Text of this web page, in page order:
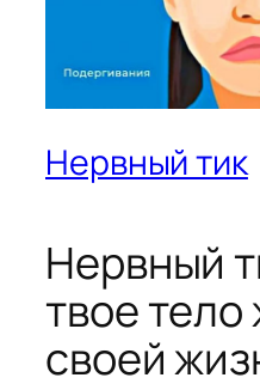
Нервный тик
Нервный
твое тело
своей